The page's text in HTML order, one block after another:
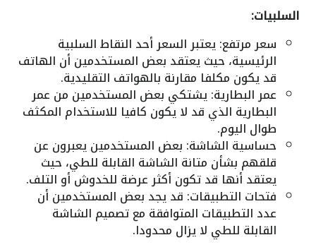
السلبيات:
سعر مرتفع: يعتبر السعر أحد النقاط السلبية
الرئيسية، حيث يعتقد بعض المستخدمين أن الهاتف
قد يكون مكلفا مقارنة بالهواتف التقليدية.
عمر البطارية: يشتكي بعض المستخدمين من عمر
البطارية الذي قد لا يكون كافيا للاستخدام المكثف
طوال اليوم.
حساسية الشاشة: بعض المستخدمين يعبرون عن
قلقهم بشأن متانة الشاشة القابلة للطي، حيث
يعتقد أنها قد تكون أكثر عرضة للخدوش أو التلف.
فتحات التطبيقات: قد يجد بعض المستخدمين أن
عدد التطبيقات المتوافقة مع تصميم الشاشة
القابلة للطي لا يزال محدودا.